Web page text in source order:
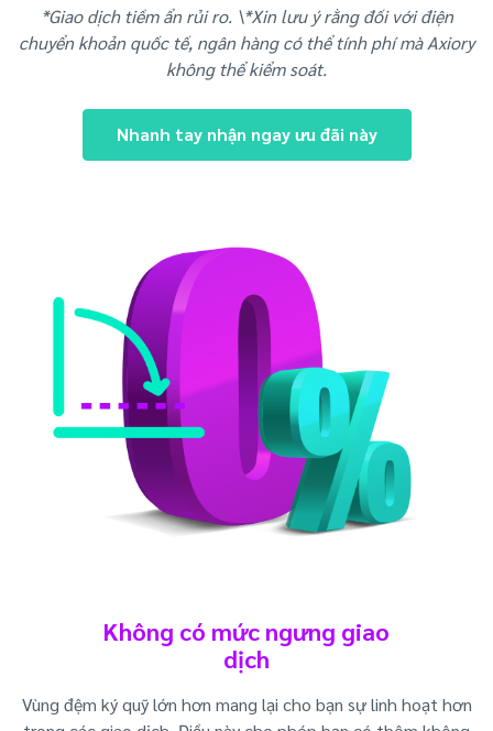
*Giao dịch tiềm ẩn rủi ro. \*Xin lưu ý rằng đối với điện
chuyển khoản quốc tế, ngân hàng có thể tính phí mà Axiory
không thể kiểm soát.
Nhanh tay nhận ngay ưu đãi này
Không có mức ngưng giao
dịch
Vùng đệm ký quỹ lớn hơn mang lại cho bạn sự linh hoạt hơn